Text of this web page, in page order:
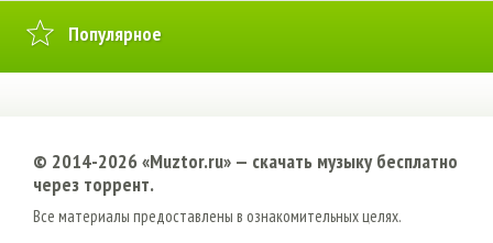
Популярное
© 2014-2026 «Muztor.ru» — cкачать музыку бесплатно
через торрент.
Все материалы предоставлены в ознакомительных целях.